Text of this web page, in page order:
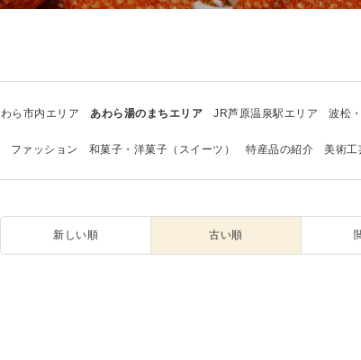
ら市内エリア あわら湯のまちエリア JR芦原温泉駅エリア 波松
ファッション 和菓子・洋菓子（スイーツ） 特産品の紹介 美術工
新しい順 古い順